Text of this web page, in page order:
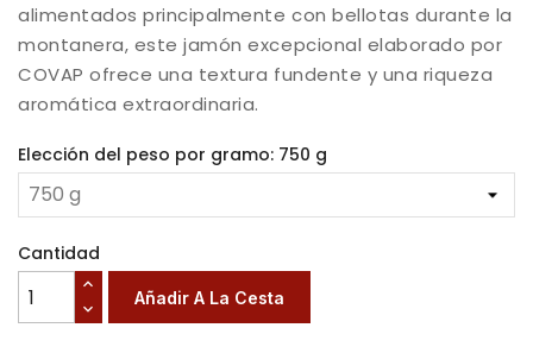
alimentados principalmente con bellotas durante la
montanera, este jamón excepcional elaborado por
COVAP ofrece una textura fundente y una riqueza
aromática extraordinaria.
Elección del peso por gramo: 750 g
Cantidad
Añadir A La Cesta